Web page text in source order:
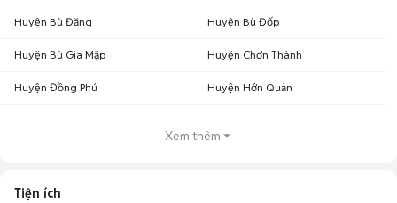
Huyện Bù Đăng Huyện Bù Đốp
Huyện Bù Gia Mập Huyện Chơn Thành
Huyện Đồng Phú Huyện Hớn Quản
Xem thêm
Tiện ích